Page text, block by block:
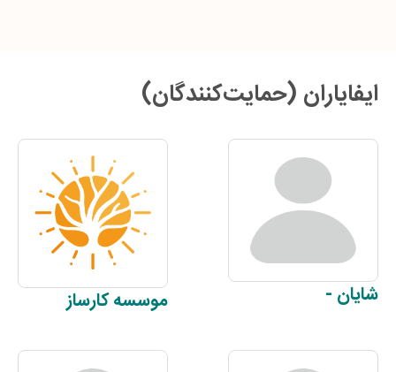
ایفایاران (حمایت‌کنندگان)
شایان - موسسهکارساز